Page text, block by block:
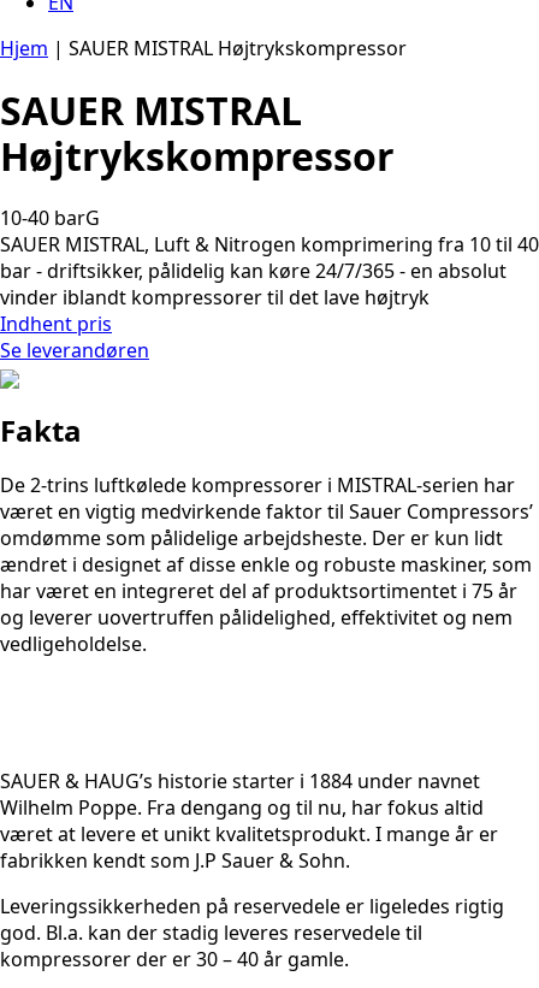
Hjem | SAUER MISTRAL Højtrykskompressor
SAUER MISTRAL
Højtrykskompressor
10-40 barG
SAUER MISTRAL, Luft & Nitrogen komprimering fra 10 til 40
bar - driftsikker, pålidelig kan køre 24/7/365 - en absolut
vinder iblandt kompressorer til det lave højtryk
Indhent pris
Se leverandøren
Fakta
De 2-trins luftkølede kompressorer i MISTRAL-serien har
været en vigtig medvirkende faktor til Sauer Compressors’
omdømme som pålidelige arbejdsheste. Der er kun lidt
ændret i designet af disse enkle og robuste maskiner, som
har været en integreret del af produktsortimentet i 75 år
og leverer uovertruffen pålidelighed, effektivitet og nem
vedligeholdelse.
SAUER & HAUG’s historie starter i 1884 under navnet
Wilhelm Poppe. Fra dengang og til nu, har fokus altid
været at levere et unikt kvalitetsprodukt. I mange år er
fabrikken kendt som J.P Sauer & Sohn.
Leveringssikkerheden på reservedele er ligeledes rigtig
god. Bl.a. kan der stadig leveres reservedele til
kompressorer der er 30 – 40 år gamle.